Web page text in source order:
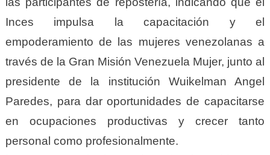
Inces impulsa la capacitación y el
empoderamiento de las mujeres venezolanas a
través de la Gran Misión Venezuela Mujer, junto al
presidente de la institución Wuikelman Angel
Paredes, para dar oportunidades de capacitarse
en ocupaciones productivas y crecer tanto
personal como profesionalmente.